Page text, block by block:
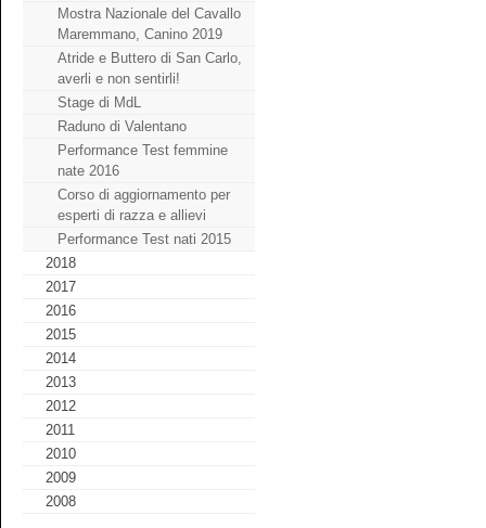
Mostra Nazionale del Cavallo
Maremmano, Canino 2019
Atride e Buttero di San Carlo,
averli e non sentirli!
Stage di MdL
Raduno di Valentano
Performance Test femmine
nate 2016
Corso di aggiornamento per
esperti di razza e allievi
Performance Test nati 2015
2018
2017
2016
2015
2014
2013
2012
2011
2010
2009
2008